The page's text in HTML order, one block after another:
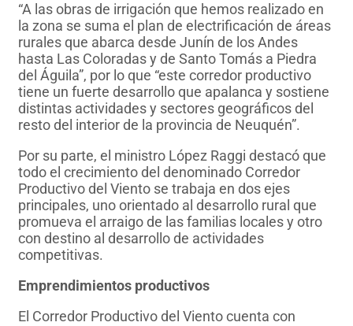
“A las obras de irrigación que hemos realizado en
la zona se suma el plan de electrificación de áreas
rurales que abarca desde Junín de los Andes
hasta Las Coloradas y de Santo Tomás a Piedra
del Águila”, por lo que “este corredor productivo
tiene un fuerte desarrollo que apalanca y sostiene
distintas actividades y sectores geográficos del
resto del interior de la provincia de Neuquén”.
Por su parte, el ministro López Raggi destacó que
todo el crecimiento del denominado Corredor
Productivo del Viento se trabaja en dos ejes
principales, uno orientado al desarrollo rural que
promueva el arraigo de las familias locales y otro
con destino al desarrollo de actividades
competitivas.
Emprendimientos productivos
El Corredor Productivo del Viento cuenta con